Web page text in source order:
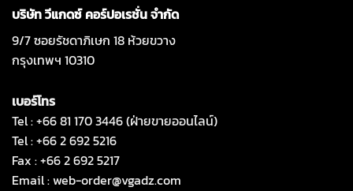
บริษัท วีแกดซ์ คอร์ปอเรชั่น จำกัด
9/7 ซอยรัชดาภิเษก 18 ห้วยขวาง
กรุงเทพฯ 10310
เบอร์โทร
Tel : +66 81 170 3446 (ฝ่ายขายออนไลน์)
Tel : +66 2 692 5216
Fax : +66 2 692 5217
Email :web-order@vgadz.com